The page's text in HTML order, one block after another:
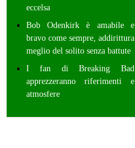
eccelsa
Bob Odenkirk è amabile e
bravo come sempre, addirittura
meglio del solito senza battute
I fan di Breaking Bad
apprezzeranno riferimenti e
atmosfere